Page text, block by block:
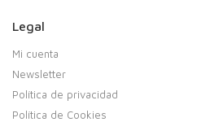
Legal
Mi cuenta
Newsletter
Política de privacidad
Política de Cookies